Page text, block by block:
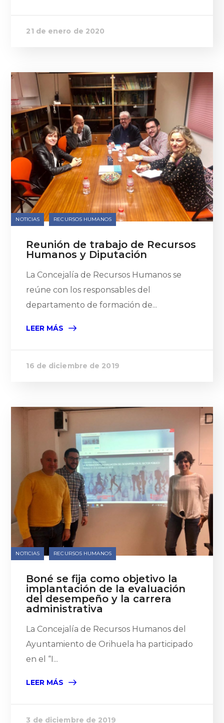
21 de enero de 2020
NOTICIAS RECURSOS HUMANOS
Reunión de trabajo de Recursos
Humanos y Diputación
La Concejalía de Recursos Humanos se
reúne con los responsables del
departamento de formación de...
LEER MÁS
16 de diciembre de 2019
NOTICIAS RECURSOS HUMANOS
Boné se fija como objetivo la
implantación de la evaluación
del desempeño y la carrera
administrativa
La Concejalía de Recursos Humanos del
Ayuntamiento de Orihuela ha participado
en el “I...
LEER MÁS
3 de diciembre de 2019